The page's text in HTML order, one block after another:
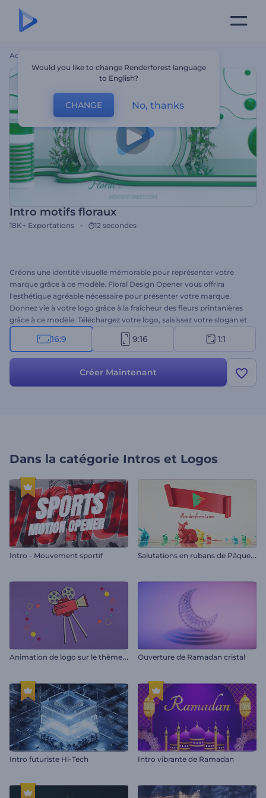
Accueil
Intro motifs floraux
18K+ Exportations 12 secondes
Créons une identité visuelle mémorable pour représenter votre
marque grâce à ce modèle. Floral Design Opener vous offrira
l'esthétique agréable nécessaire pour présenter votre marque.
Donnez vie à votre logo grâce à la fraîcheur des fleurs printanières
grâce à ce modèle. Téléchargez votre logo, saisissez votre slogan et
attendez quelques minutes pour obtenir une animation de logo
professionnelle digne d'admiration. Idéal pour les studios de design
de mariages, et bien plus encore. Essayez-le dès maintenant !
16:9 9:16 1:1
Créer Maintenant
Dans la catégorie Intros et Logos
Intro - Mouvement sportif S
alutations en rubans de Pâques 3D
A
nimation de logo sur le thème du cinéma Ouverture de Ramadan cristal
Intro futuriste Hi-Tech Intro vibrante de Ramadan
Would you like to change Renderforest language
to English?
CHANGE No, thanks